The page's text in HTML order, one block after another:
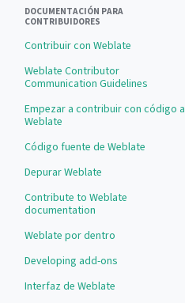
DOCUMENTACIÓN PARA
CONTRIBUIDORES
Contribuir con Weblate
Weblate Contributor
Communication Guidelines
Empezar a contribuir con código a
Weblate
Código fuente de Weblate
Depurar Weblate
Contribute to Weblate
documentation
Weblate por dentro
Developing add-ons
Interfaz de Weblate